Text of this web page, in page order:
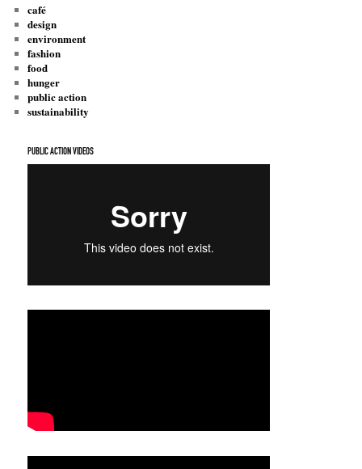
café
design
environment
fashion
food
hunger
public action
sustainability
PUBLIC ACTION VIDEOS